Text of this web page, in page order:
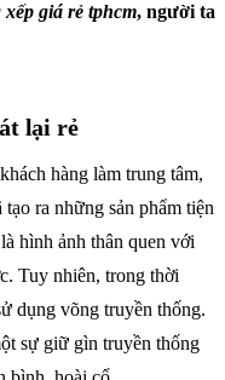
xếp giá rẻ tphcm, người ta
lại rẻ
hàng làm trung tâm,
ra những sản phẩm tiện
hình ảnh thân quen với
Tuy nhiên, trong thời
dụng võng truyền thống.
sự giữ gìn truyền thống